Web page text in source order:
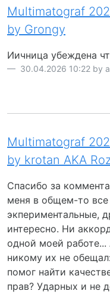
Multimatograf
by Grongy
Иичница убеждена
30.04.2026 10:22 by
Multimatograf
by krotan AKA
Спасибо за
меня в общем-то
экпериментальные,
интересно. Ни
одной моей
никому их не
помог найти
прав? Ударных и не